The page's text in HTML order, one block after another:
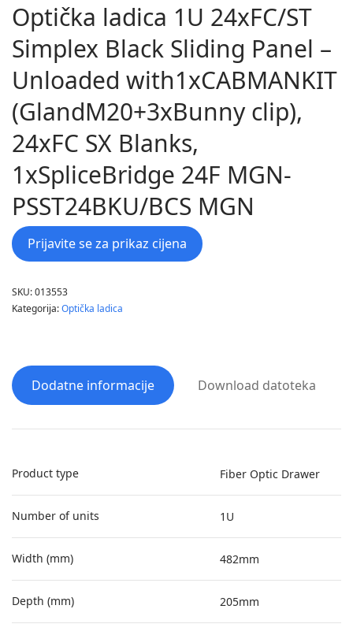
Optička ladica 1U 24xFC/ST
Simplex Black Sliding Panel –
Unloaded with1xCABMANKIT
(GlandM20+3xBunny clip),
24xFC SX Blanks,
1xSpliceBridge 24F MGN-
PSST24BKU/BCS MGN
Prijavite se za prikaz cijena
SKU:013553
Kategorija:Optička ladica
Dodatne informacije Download datoteka
Product type Fiber Optic Drawer
Number of units 1U
Width (mm) 482mm
Depth (mm) 205mm